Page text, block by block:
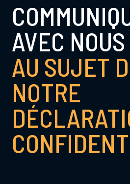
AVEC NOUS
AU SUJET
NOTRE